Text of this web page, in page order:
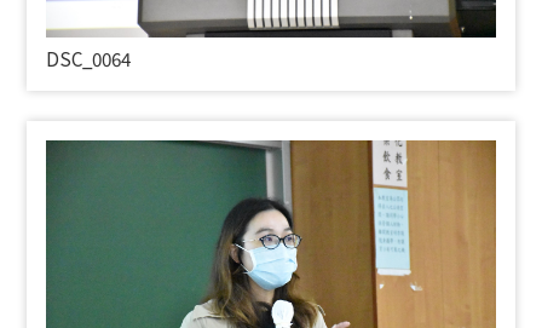
DSC_0064